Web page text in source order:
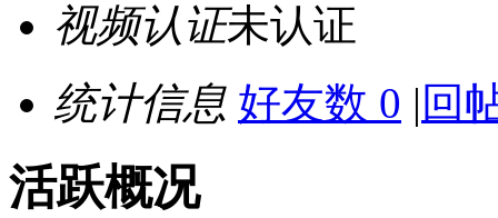
视频认证未认证
统计信息 好友数 0 | 回
活跃概况